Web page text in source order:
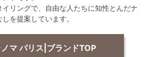
リングで、自由な人たちに知性とんだナ
を提案しています。
ノマ パリス|ブランドTOP